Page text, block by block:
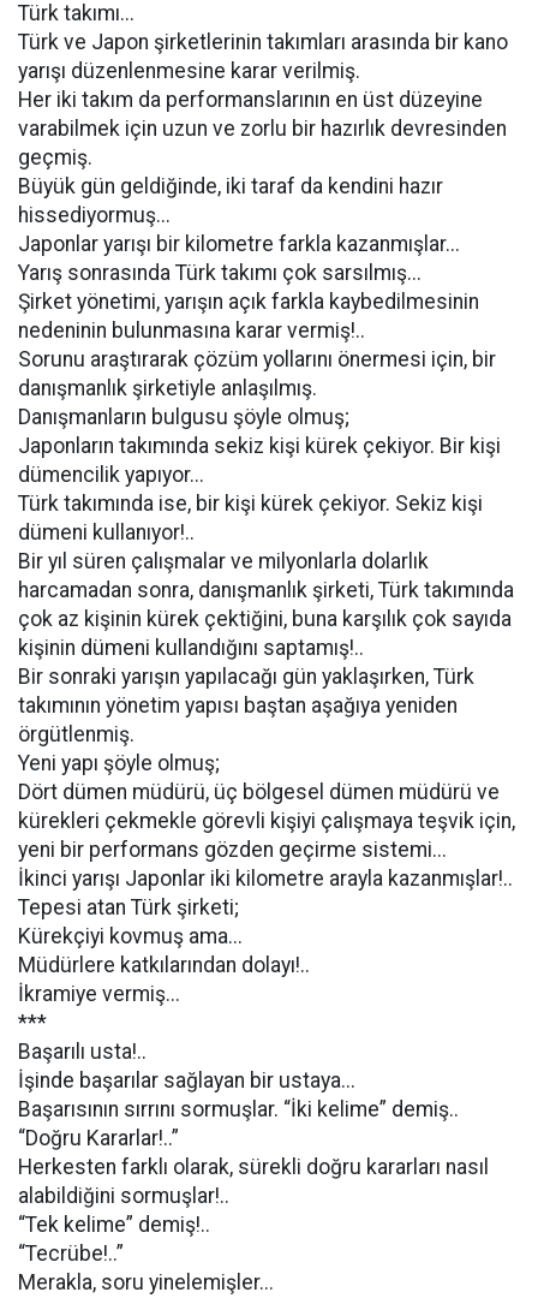
Türk takımı...
Türk ve Japon şirketlerinin takımları arasında bir kano
yarışı düzenlenmesine karar verilmiş.
Her iki takım da performanslarının en üst düzeyine
varabilmek için uzun ve zorlu bir hazırlık devresinden
geçmiş.
Büyük gün geldiğinde, iki taraf da kendini hazır
hissediyormuş...
Japonlar yarışı bir kilometre farkla kazanmışlar...
Yarış sonrasında Türk takımı çok sarsılmış...
Şirket yönetimi, yarışın açık farkla kaybedilmesinin
nedeninin bulunmasına karar vermiş!..
Sorunu araştırarak çözüm yollarını önermesi için, bir
danışmanlık şirketiyle anlaşılmış.
Danışmanların bulgusu şöyle olmuş;
Japonların takımında sekiz kişi kürek çekiyor. Bir kişi
dümencilik yapıyor...
Türk takımında ise, bir kişi kürek çekiyor. Sekiz kişi
dümeni kullanıyor!..
Bir yıl süren çalışmalar ve milyonlarla dolarlık
harcamadan sonra, danışmanlık şirketi, Türk takımında
çok az kişinin kürek çektiğini, buna karşılık çok sayıda
kişinin dümeni kullandığını saptamış!..
Bir sonraki yarışın yapılacağı gün yaklaşırken, Türk
takımının yönetim yapısı baştan aşağıya yeniden
örgütlenmiş.
Yeni yapı şöyle olmuş;
Dört dümen müdürü, üç bölgesel dümen müdürü ve
kürekleri çekmekle görevli kişiyi çalışmaya teşvik için,
yeni bir performans gözden geçirme sistemi...
İkinci yarışı Japonlar iki kilometre arayla kazanmışlar!..
Tepesi atan Türk şirketi;
Kürekçiyi kovmuş ama...
Müdürlere katkılarından dolayı!..
İkramiye vermiş...
***
Başarılı usta!..
İşinde başarılar sağlayan bir ustaya...
Başarısının sırrını sormuşlar. “İki kelime” demiş..
“Doğru Kararlar!..”
Herkesten farklı olarak, sürekli doğru kararları nasıl
alabildiğini sormuşlar!..
“Tek kelime” demiş!..
“Tecrübe!..”
Merakla, soru yinelemişler...